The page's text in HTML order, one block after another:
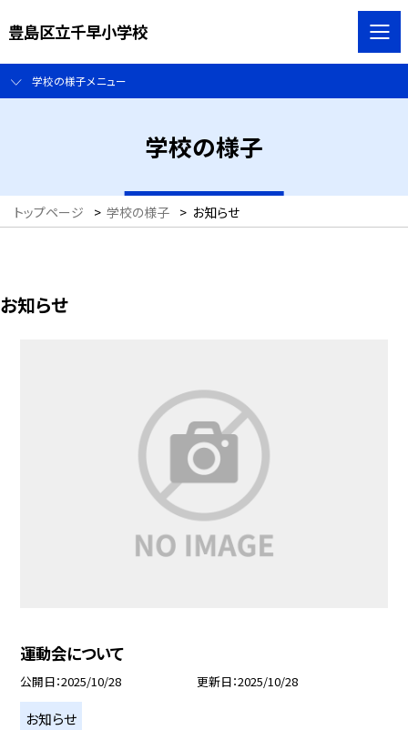
豊島区立千早小学校
学校の様子メニュー
学校の様子
トップページ > 学校の様子 > お知らせ
お知らせ
運動会について
公開日 2025/10/28 更新日 2025/10/28
お知らせ